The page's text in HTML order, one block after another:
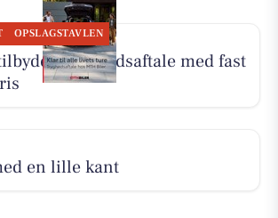
OPSLAGSTAVLEN
Tryghedsaftale med fast
en lille kant